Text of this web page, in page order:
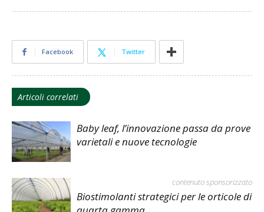
Facebook Twitter
Articoli correlati
Baby leaf, l’innovazione passa da prove
varietali e nuove tecnologie
contenuto sponsorizzato
Biostimolanti strategici per le orticole di